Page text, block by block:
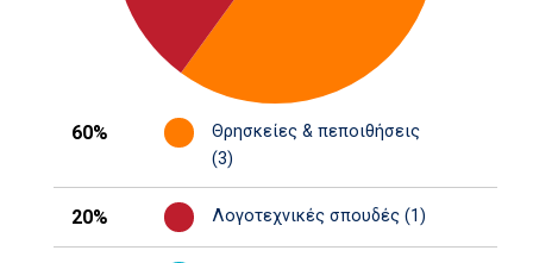
60%
Θρησκείες & πεποιθήσεις
(3)
20% Λογοτεχνικές σπουδές (1)